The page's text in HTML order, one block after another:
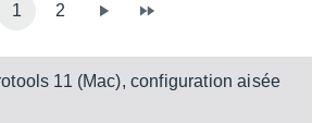
1 2
11 (Mac), configuration aisée